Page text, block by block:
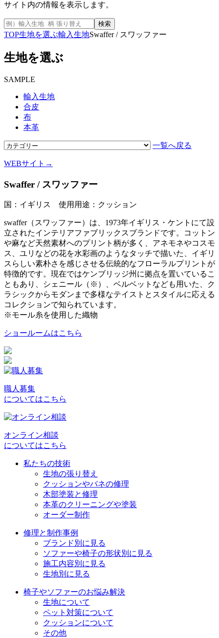
サイト内の情報を表示します。
検索
TOP生地を選ぶ輸入生地Swaffer / スワッファー
生地を選ぶ
SAMPLE
輸入生地
合皮
布
本革
一覧へ戻る
WEBサイト→
Swaffer / スワッファー
国：イギリス 使用用途：クッション
swaffer（スワッファー）は、1973年イギリス・ケントにて設
立されたインテリアファブリックスブランドです。コットン
や麻など天然素材へのプリント柄が多く、アネモネやコスモ
ス、ユリなどの花を水彩画のようなタッチで描いた、イギリ
スらしい素朴さを感じさせる伝統的なフローラルプリントが
特徴的です。現在ではケンブリッジ州に拠点を置いているこ
ともあり、シェニール（※）、ベルベットなども用いた、ク
ラシックからモダンまで多様なテイストとスタイルに応える
コレクションで知られています。
※モール糸を使用した織物
ショールームはこちら
職人募集
についてはこちら
オンライン相談
についてはこちら
私たちの技術
生地の張り替え
クッションやバネの修理
木部塗装と修理
本革のクリーニングや塗装
オーダー制作
修理と制作事例
ブランド別に見る
ソファーや椅子の形状別に見る
施工内容別に見る
生地別に見る
椅子やソファーのお悩み解決
生地について
ペット対策について
クッションについて
その他